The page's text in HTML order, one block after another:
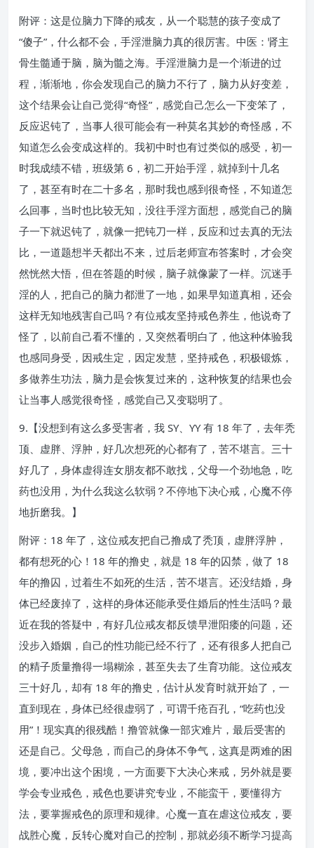
附评：这是位脑力下降的戒友，从一个聪慧的孩子变成了
“傻子”，什么都不会，手淫泄脑力真的很厉害。中医：肾主
骨生髓通于脑，脑为髓之海。手淫泄脑力是一个渐进的过
程，渐渐地，你会发现自己的脑力不行了，脑力从好变差，
这个结果会让自己觉得“奇怪”，感觉自己怎么一下变笨了，
反应迟钝了，当事人很可能会有一种莫名其妙的奇怪感，不
知道怎么会变成这样的。我初中时也有过类似的感受，初一
时我成绩不错，班级第 6，初二开始手淫，就掉到十几名
了，甚至有时在二十多名，那时我也感到很奇怪，不知道怎
么回事，当时也比较无知，没往手淫方面想，感觉自己的脑
子一下就迟钝了，就像一把钝刀一样，反应和过去真的无法
比，一道题想半天都出不来，过后老师宣布答案时，才会突
然恍然大悟，但在答题的时候，脑子就像蒙了一样。沉迷手
淫的人，把自己的脑力都泄了一地，如果早知道真相，还会
这样无知地残害自己吗？有位戒友坚持戒色养生，他说奇了
怪了，以前自己看不懂的，又突然看明白了，他这种体验我
也感同身受，因戒生定，因定发慧，坚持戒色，积极锻炼，
多做养生功法，脑力是会恢复过来的，这种恢复的结果也会
让当事人感觉很奇怪，感觉自己又变聪明了。
9.【没想到有这么多受害者，我 SY、YY 有 18 年了，去年秃
顶、虚胖、浮肿，好几次想死的心都有了，苦不堪言。三十
好几了，身体虚得连女朋友都不敢找，父母一个劲地急，吃
药也没用，为什么我这么软弱？不停地下决心戒，心魔不停
地折磨我。】
附评：18 年了，这位戒友把自己撸成了秃顶，虚胖浮肿，
都有想死的心！18 年的撸史，就是 18 年的囚禁，做了 18
年的撸囚，过着生不如死的生活，苦不堪言。还没结婚，身
体已经废掉了，这样的身体还能承受住婚后的性生活吗？最
近在我的答疑中，有好几位戒友都反馈早泄阳痿的问题，还
没步入婚姻，自己的性功能已经不行了，还有很多人把自己
的精子质量撸得一塌糊涂，甚至失去了生育功能。这位戒友
三十好几，却有 18 年的撸史，估计从发育时就开始了，一
直到现在，身体已经很虚弱了，可谓千疮百孔，“吃药也没
用”！现实真的很残酷！撸管就像一部灾难片，最后受害的
还是自己。父母急，而自己的身体不争气，这真是两难的困
境，要冲出这个困境，一方面要下大决心来戒，另外就是要
学会专业戒色，戒色也要讲究专业，不能蛮干，要懂得方
法，要掌握戒色的原理和规律。心魔一直在虐这位戒友，要
战胜心魔，反转心魔对自己的控制，那就必须不断学习提高